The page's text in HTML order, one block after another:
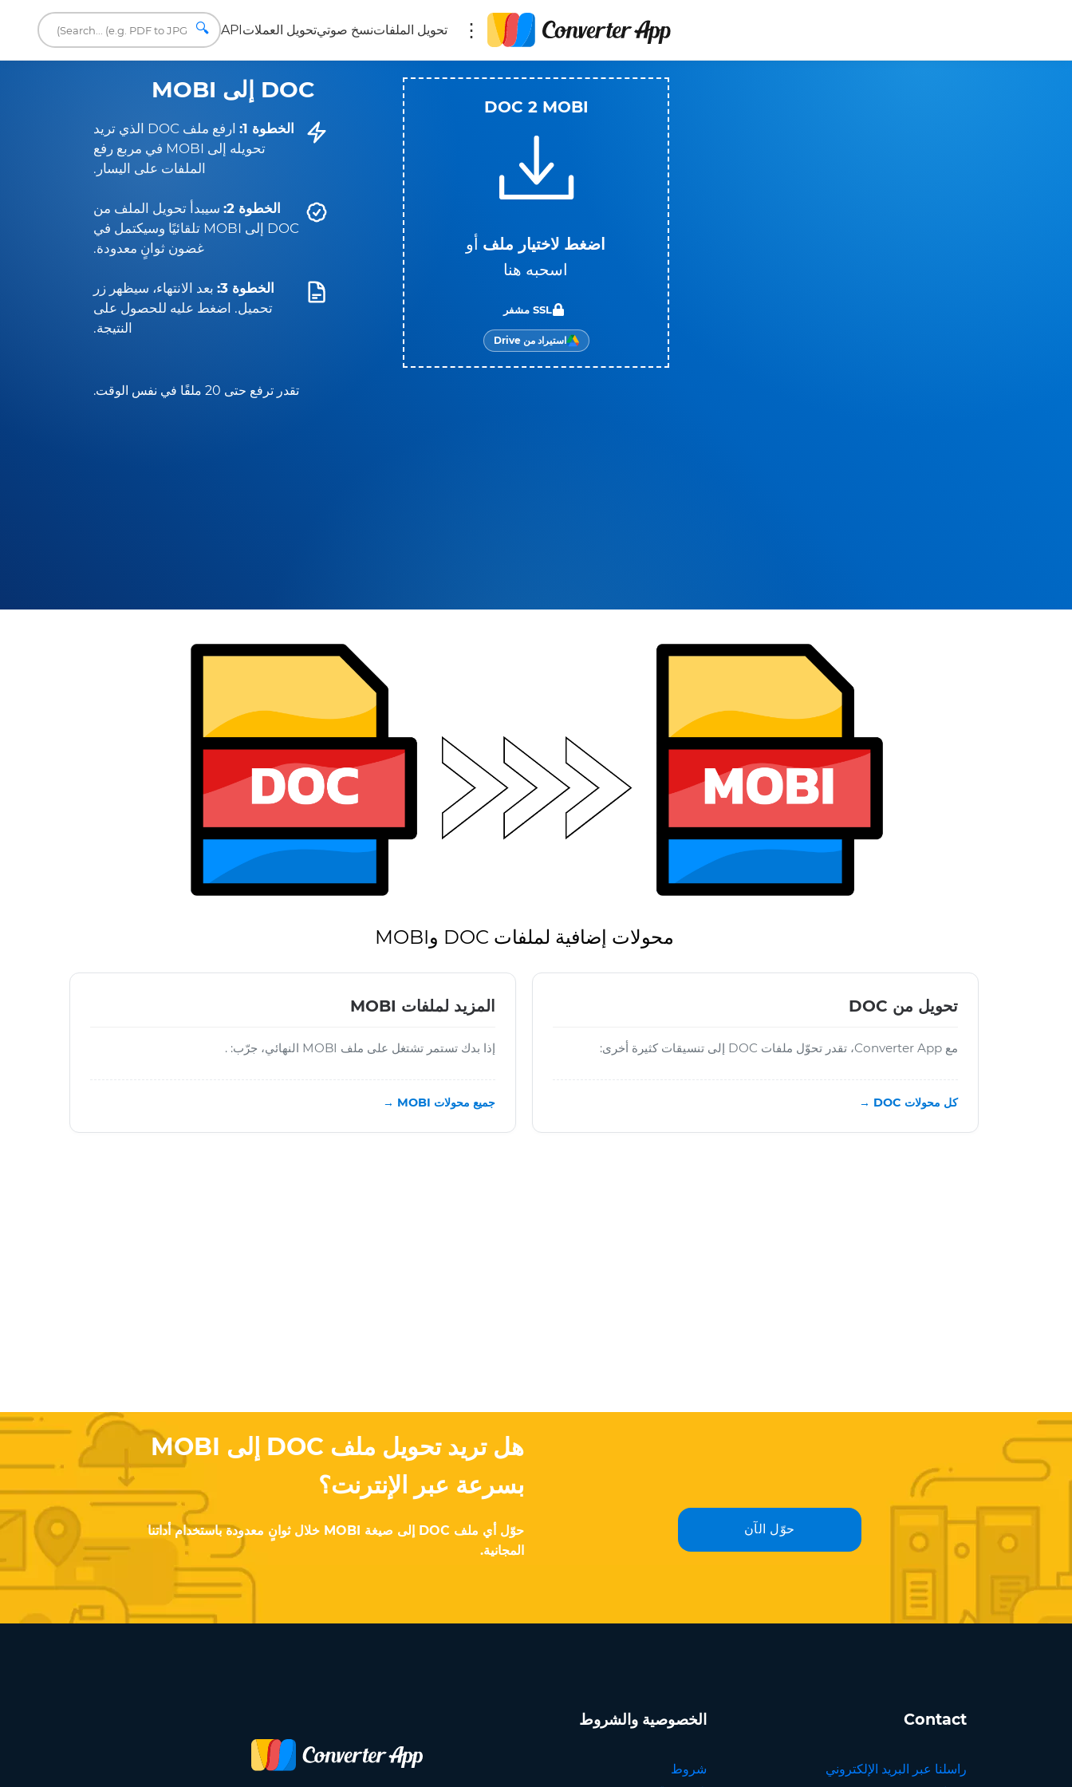
تحويل الملفاتنسخ صوتيتحويل العملاتAPI
🔍
DOC إلى MOBI
الخطوة 1:
ارفع ملف DOC الذي تريد
تحويله إلى MOBI في مربع رفع
الملفات على اليسار.
الخطوة 2:
سيبدأ تحويل الملف من
DOC إلى MOBI تلقائيًا وسيكتمل في
غضون ثوانٍ معدودة.
الخطوة 3:
بعد الانتهاء، سيظهر زر
تحميل. اضغط عليه للحصول على
النتيجة.
تقدر ترفع حتى 20 ملفًا في نفس الوقت.
DOC 2 MOBI
اضغط لاختيار ملف أو
اسحبه هنا
SSL مشفر
استيراد من Drive
محولات إضافية لملفات DOC وMOBI
تحويل من DOC
مع Converter App، تقدر تحوّل ملفات DOC إلى تنسيقات كثيرة أخرى:
كل محولات DOC →
المزيد لملفات MOBI
إذا بدك تستمر تشتغل على ملف MOBI النهائي، جرّب: .
جميع محولات MOBI →
هل تريد تحويل ملف DOC إلى MOBI
بسرعة عبر الإنترنت؟
حوّل أي ملف DOC إلى صيغة MOBI خلال ثوانٍ معدودة باستخدام أداتنا
المجانية.
حوّل الآن
الخصوصية والشروط
شروط
Contact
راسلنا عبر البريد الإلكتروني